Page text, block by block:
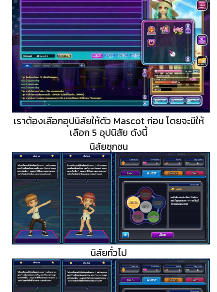
เราต้องเลือกอุปนิสัยให้ตัว Mascot ก่อน โดยจะมีให้
เลือก 5 อุปนิสัย ดังนี้
นิสัยซุกซน
นิสัยทั่วไป